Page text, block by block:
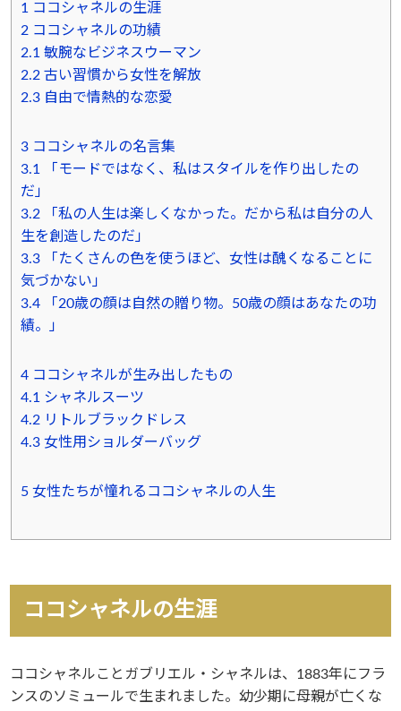
1ココシャネルの生涯
2ココシャネルの功績
2.1敏腕なビジネスウーマン
2.2古い習慣から女性を解放
2.3自由で情熱的な恋愛
3ココシャネルの名言集
3.1「モードではなく、私はスタイルを作り出したの
だ」
3.2「私の人生は楽しくなかった。だから私は自分の人
生を創造したのだ」
3.3「たくさんの色を使うほど、女性は醜くなることに
気づかない」
3.4「20歳の顔は自然の贈り物。50歳の顔はあなたの功
績。」
4ココシャネルが生み出したもの
4.1シャネルスーツ
4.2リトルブラックドレス
4.3女性用ショルダーバッグ
5女性たちが憧れるココシャネルの人生
ココシャネルの生涯
ココシャネルことガブリエル・シャネルは、1883年にフラ
ンスのソミュールで生まれました。幼少期に母親が亡くな